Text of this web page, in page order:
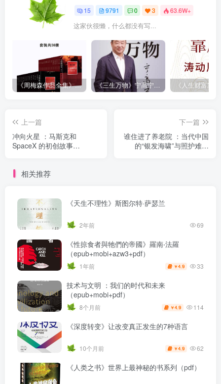
15 9791 0 3 63.6W+
这家伙很懒，什么都没有写...
《周梅森作品全集》[共30册] 《三生万物》宁高宁（epub+mobi+azw3+pdf）
上一篇
冲向火星 ：马斯克和
SpaceX 的初创故事
下一篇
谁住进了养老院 ：当代中国
的“银发海啸”与照护难题
相关推荐
《天生不理性》斯图尔特·萨瑟兰
2年前 69
《性掠食者與牠們的帝國》羅南‧法羅
（epub+mobi+azw3+pdf）
1年前 ￥4.9 33
技术与文明 ：我们的时代和未来
（epub+mobi+pdf）
8个月前 ￥4.9 114
《深度转变》让改变真正发生的7种语言
10个月前 ￥4.9 62
《人类之书》世界上最神秘的书系列（pdf）